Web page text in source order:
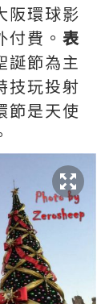
阪環球影
費。 表
誕節為主
技玩投射
節是天使